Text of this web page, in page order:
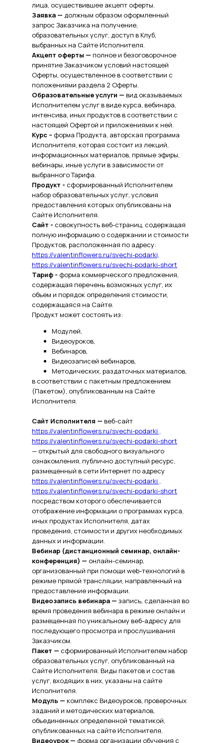
лица, осуществившее акцепт оферты.
Заявка — должным образом оформленный
запрос Заказчика на получение,
образовательных услуг, доступ в Клуб,
выбранных на Сайте Исполнителя.
Акцепт оферты — полное и безоговорочное
принятие Заказчиком условий настоящей
Оферты, осуществленное в соответствии с
положениями раздела 2 Оферты.
Образовательные услуги — вид оказываемых
Исполнителем услуг в виде курса, вебинара,
интенсива, иных продуктов в соответствии с
настоящей Офертой и приложениями к ней.
Курс – форма Продукта, авторская программа
Исполнителя, которая состоит из лекций,
информационных материалов, прямые эфиры,
вебинары, иные услуги в зависимости от
выбранного Тарифа.
Продукт - сформированный Исполнителем
набор образовательных услуг, условия
предоставления которых опубликованы на
Сайте Исполнителя.
Сайт - совокупность веб-страниц, содержащая
полную информацию о содержании и стоимости
Продуктов, расположенная по адресу:
https://valentinflowers.ru/svechi-podarki,
https://valentinflowers.ru/svechi-podarki-short
Тариф - форма коммерческого предложения,
содержащая перечень возможных услуг, их
объем и порядок определения стоимости,
содержащаяся на Сайте.
Продукт может состоять из:
Модулей,
Видеоуроков,
Вебинаров,
Видеозаписей вебинаров,
Методических, раздаточных материалов,
в соответствии с пакетным предложением
(Пакетом), опубликованным на Сайте
Исполнителя.
Сайт Исполнителя — веб-сайт
https://valentinflowers.ru/svechi-podarki ,
https://valentinflowers.ru/svechi-podarki-short
— открытый для свободного визуального
ознакомления, публично доступный ресурс,
размещенный в сети Интернет по адресу
https://valentinflowers.ru/svechi-podarki ,
https://valentinflowers.ru/svechi-podarki-short
посредством которого обеспечивается
отображение информации о программах курса,
иных продуктах Исполнителя, датах
проведения, стоимости и других необходимых
данных и информации.
Вебинар (дистанционный семинар, онлайн-
конференция) — онлайн-семинар,
организованный при помощи web-технологий в
режиме прямой трансляции, направленный на
предоставление информации.
Видеозапись вебинара — запись, сделанная во
время проведения вебинара в режиме онлайн и
размещенная по уникальному веб-адресу для
последующего просмотра и прослушивания
Заказчиком.
Пакет — сформированный Исполнителем набор
образовательных услуг, опубликованный на
Сайте Исполнителя. Виды пакетов и состав
услуг, входящих в них, указаны на сайте
Исполнителя.
Модуль — комплекс Видеоуроков, проверочных
заданий и методических материалов,
объединенных определенной тематикой,
опубликованных на сайте Исполнителя.
Видеоурок — форма организации обучения с